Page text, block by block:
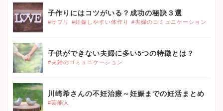
}}
子作りにはコツがいる？成功の秘訣３選
#サプリ #妊娠しやすい体作り #夫婦のコミュニケーション
}}
子供ができない夫婦に多い5つの特徴とは？
#夫婦のコミュニケーション
}}
川崎希さんの不妊治療～妊娠までの妊活まとめ
#芸能人